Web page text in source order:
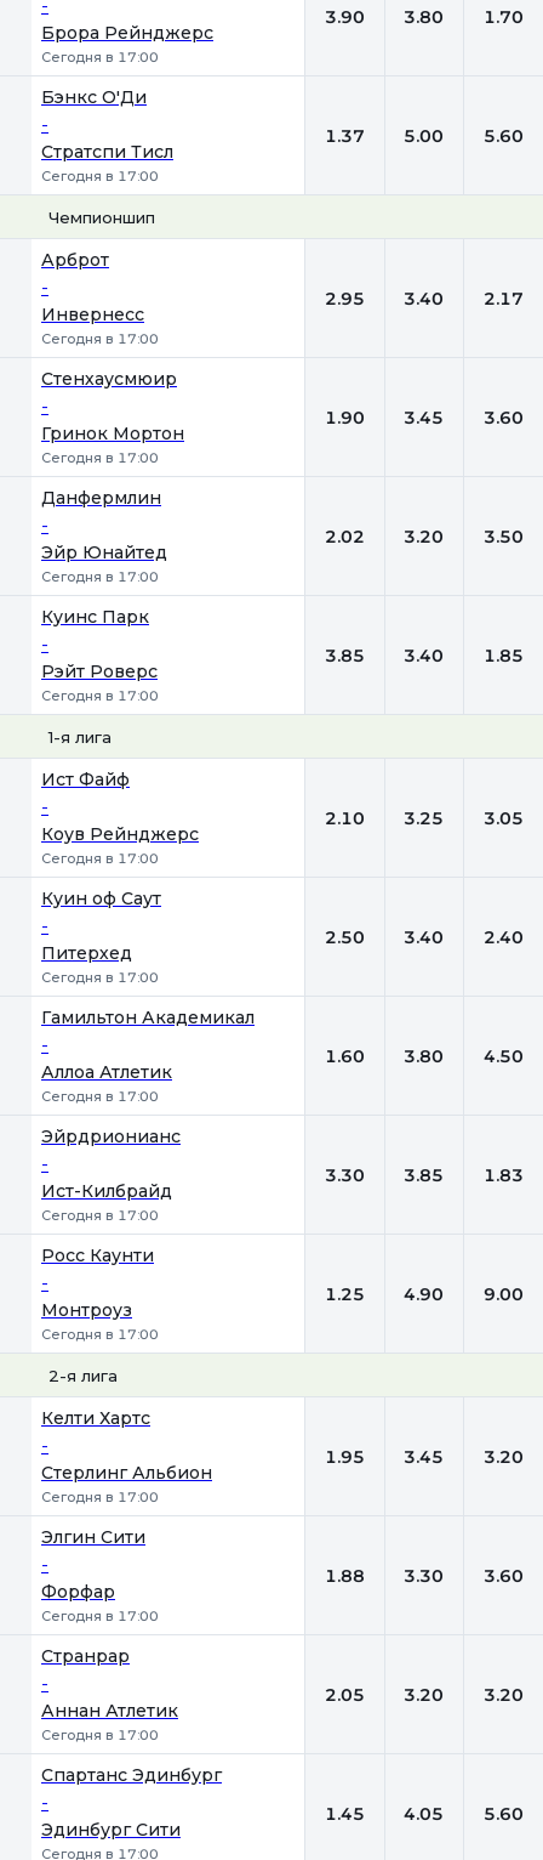
-
Брора Рейнджерс
Сегодня в 17:00
3.90 3.80 1.70
Бэнкс О'Ди
-
Стратспи Тисл
Сегодня в 17:00
1.37 5.00 5.60
Чемпионшип
Арброт
-
Инвернесс
Сегодня в 17:00
2.95 3.40 2.17
Стенхаусмюир
-
Гринок Мортон
Сегодня в 17:00
1.90 3.45 3.60
Данфермлин
-
Эйр Юнайтед
Сегодня в 17:00
2.02 3.20 3.50
Куинс Парк
-
Рэйт Роверс
Сегодня в 17:00
3.85 3.40 1.85
1-я лига
Ист Файф
-
Коув Рейнджерс
Сегодня в 17:00
2.10 3.25 3.05
Куин оф Саут
-
Питерхед
Сегодня в 17:00
2.50 3.40 2.40
Гамильтон Академикал
-
Аллоа Атлетик
Сегодня в 17:00
1.60 3.80 4.50
Эйрдрионианс
-
Ист-Килбрайд
Сегодня в 17:00
3.30 3.85 1.83
Росс Каунти
-
Монтроуз
Сегодня в 17:00
1.25 4.90 9.00
2-я лига
Келти Хартс
-
Стерлинг Альбион
Сегодня в 17:00
1.95 3.45 3.20
Элгин Сити
-
Форфар
Сегодня в 17:00
1.88 3.30 3.60
Странрар
-
Аннан Атлетик
Сегодня в 17:00
2.05 3.20 3.20
Спартанс Эдинбург
-
Эдинбург Сити
Сегодня в 17:00
1.45 4.05 5.60